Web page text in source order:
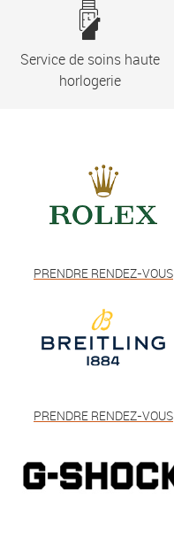
Service de soins haute
horlogerie
PRENDRE RENDEZ-VOUS
PRENDRE RENDEZ-VOUS